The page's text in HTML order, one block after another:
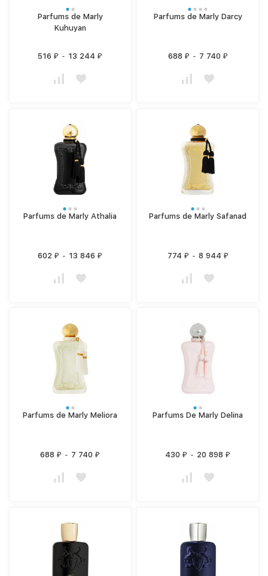
Parfums de Marly
Kuhuyan
516₽ - 13 244₽
Parfums de Marly Darcy
688 ₽ - 7 740 ₽
Parfums de Marly Athalia
602₽ - 13 846₽
Parfums de Marly Safanad
774 ₽ - 8 944 ₽
Parfums de Marly Meliora
688₽ - 7 740₽
Parfums De Marly Delina
430₽ - 20 898₽